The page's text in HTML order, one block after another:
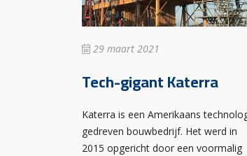
29 maart 2021
Tech-gigant Katerra
Katerra is een Amerikaans
gedreven bouwbedrijf. Het werd in
2015 opgericht door een voormalig